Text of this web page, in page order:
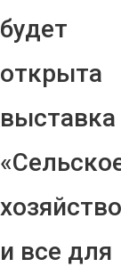
будет
открыта
выставка
хозяйство
и все для